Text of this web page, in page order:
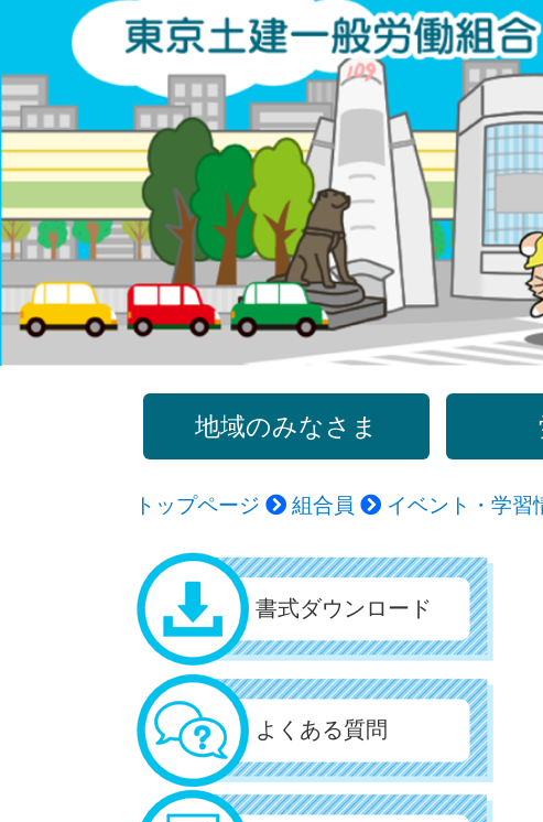
テ
ン
ツ
ス
キ
プ
地域のみなさま
トップページ 組合員 イベント・学習
書式ダウンロード
よくある質問